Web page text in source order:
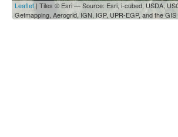
Leaflet | Tiles © Esri — Source: Esri, i-cubed, USDA,
Getmapping, Aerogrid, IGN, IGP, UPR-EGP, and the